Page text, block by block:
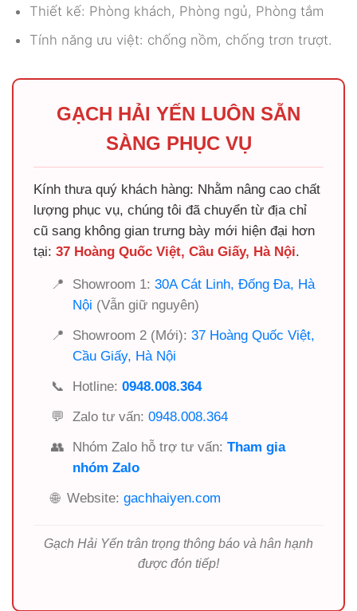
Thiết kế: Phòng khách, Phòng ngủ, Phòng tắm
Tính năng ưu việt: chống nồm, chống trơn trượt.
GẠCH HẢI YẾN LUÔN SẴN
SÀNG PHỤC VỤ
Kính thưa quý khách hàng: Nhằm nâng cao chất
lượng phục vụ, chúng tôi đã chuyển từ địa chỉ
cũ sang không gian trưng bày mới hiện đại hơn
tại: 37 Hoàng Quốc Việt, Cầu Giấy, Hà Nội.
📍 Showroom 1: 30A Cát Linh, Đống Đa, Hà
Nội (Vẫn giữ nguyên)
📍
Showroom 2 (Mới): 37 Hoàng Quốc Việt,
Cầu Giấy, Hà Nội
📞
Hotline: 0948.008.364
💬
Zalo tư vấn: 0948.008.364
👥
Nhóm Zalo hỗ trợ tư vấn: Tham gia
nhóm Zalo
🌐 Website: gachhaiyen.com
Gạch Hải Yến trân trọng thông báo và hân hạnh
được đón tiếp!